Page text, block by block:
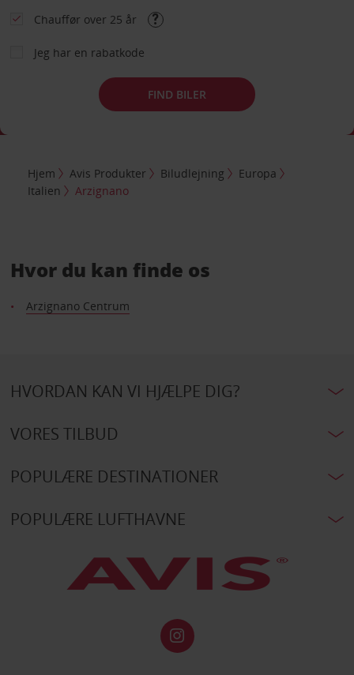
Chauffør over 25 år
Jeg har en rabatkode
FIND BILER
Hjem Avis Produkter Biludlejning
Europa
Italien
Arzignano
Hvor du kan finde os
Arzignano Centrum
HVORDAN KAN VI HJÆLPE DIG?
VORES TILBUD
POPULÆRE DESTINATIONER
POPULÆRE LUFTHAVNE